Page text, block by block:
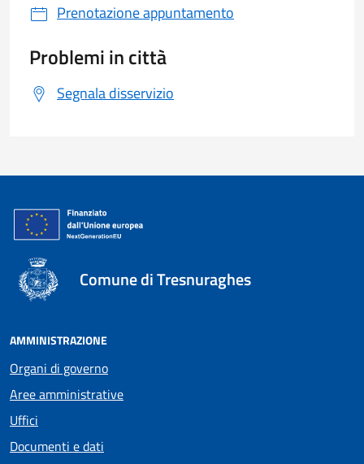
Prenotazione appuntamento
Problemi in città
Segnala disservizio
Comune di Tresnuraghes
AMMINISTRAZIONE
Organi di governo
Aree amministrative
Uffici
Documenti e dati